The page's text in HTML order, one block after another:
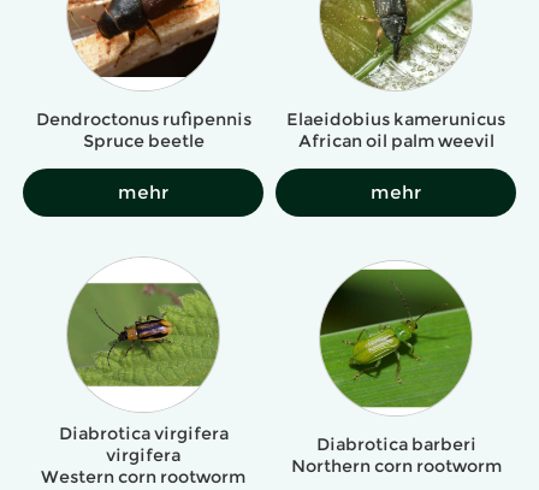
Dendroctonus rufipennis
Spruce beetle
mehr
Elaeidobius kamerunicus
African oil palm weevil
mehr
Diabrotica virgifera
virgifera
Western corn rootworm
Diabrotica barberi
Northern corn rootworm